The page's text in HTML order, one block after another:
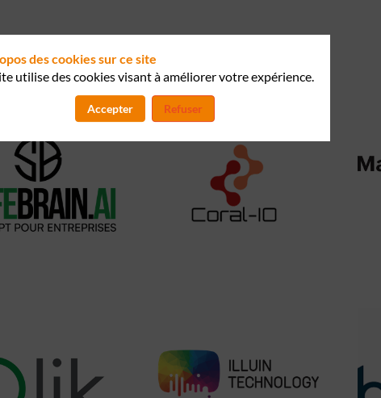
des cookies sur ce site
utilise des cookies visant à améliorer votre expérience.
Accepter Refuser